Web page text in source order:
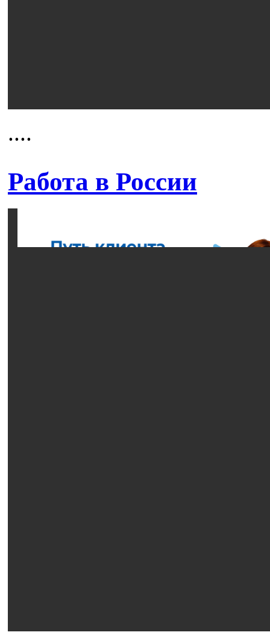
....
Работа в России